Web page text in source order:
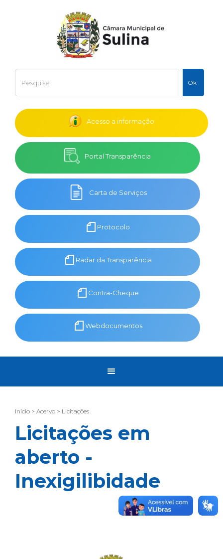
Acesso a informação
Portal Transparência
Carta de Serviços
Protocolo
Radar da Transparência
Contra-Cheque
Webdocumentos
Início > Acervo > Licitações
Licitações em
aberto -
Inexigilibidade